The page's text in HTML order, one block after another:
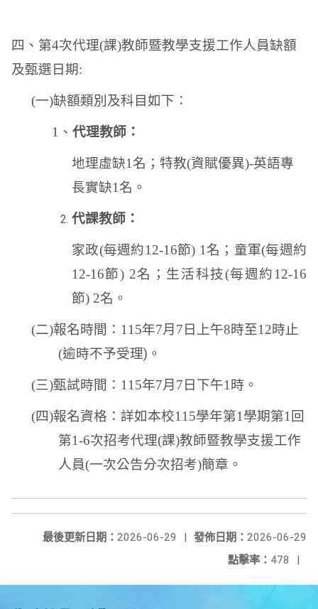
四、第4次代理(課)教師暨教學支援工作人員缺額
及甄選日期:
(一)缺額類別及科目如下：
1 、 代理教師：
地理虛缺1 名；特教(資賦優異)-英語專
長實缺1 名。
代課教師：
家政(每週約12-16節) 1 名；童軍(每週約
12-16節) 2名；生活科技(每週約12-16
節) 2名。
(二)報名時間： 115年7月 7 日上午8時至12時止
(逾時不予受理) 。
(三)甄試時間： 115年7月 7 日下午1 時。
(四)報名資格：詳如本校115學年第1 學期第1 回
第1-6次招考代理(課)教師暨教學支援工作
人員(一次公告分次招考)簡章。
發佈日期： 2026-06-29
最後更新日期： 2026-06-29
|
點擊率： 478 |